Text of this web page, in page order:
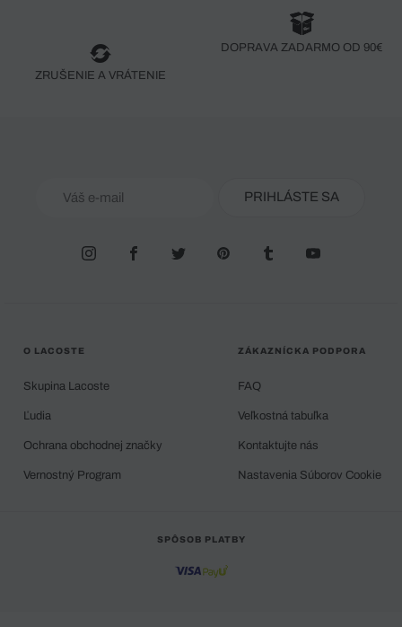
ZRUŠENIE A VRÁTENIE
DOPRAVA ZADARMO OD 90€
PRIHLÁSTE SA
O LACOSTE
Skupina Lacoste
Ľudia
Ochrana obchodnej značky
Vernostný Program
ZÁKAZNÍCKA PODPORA
FAQ
Veľkostná tabuľka
Kontaktujte nás
Nastavenia Súborov Cookie
SPÔSOB PLATBY